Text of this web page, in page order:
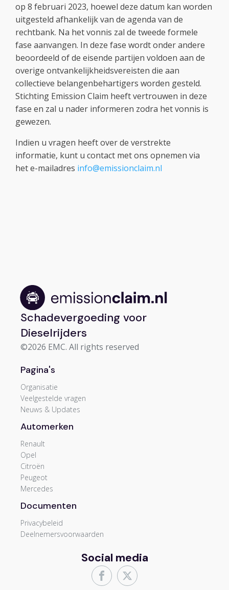
op 8 februari 2023, hoewel deze datum kan worden
uitgesteld afhankelijk van de agenda van de
rechtbank. Na het vonnis zal de tweede formele
fase aanvangen. In deze fase wordt onder andere
beoordeeld of de eisende partijen voldoen aan de
overige ontvankelijkheidsvereisten die aan
collectieve belangenbehartigers worden gesteld.
Stichting Emission Claim heeft vertrouwen in deze
fase en zal u nader informeren zodra het vonnis is
gewezen.
Indien u vragen heeft over de verstrekte
informatie, kunt u contact met ons opnemen via
het e-mailadres info@emissionclaim.nl
Schadevergoeding voor
Dieselrijders
©2026 EMC. All rights reserved
Pagina's
Organisatie
Veelgestelde vragen
Neuws & Updates
Automerken
Renault
Opel
Citroën
Peugeot
Mercedes
Documenten
Privacybeleid
Deelnemersvoorwaarden
Social media